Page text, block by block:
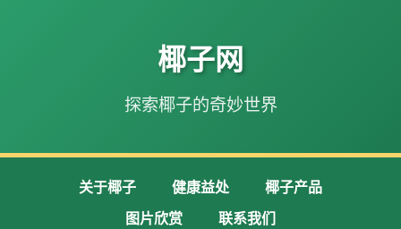
椰子网
探索椰子的奇妙世界
关于椰子 健康益处
椰子产品
图片欣赏
联系我们